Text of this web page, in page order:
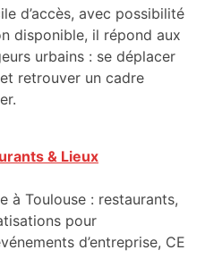
d’accès, avec possibilité
disponible, il répond aux
urbains : se déplacer
retrouver un cadre
& Lieux
à Toulouse : restaurants,
pour
d’entreprise, CE